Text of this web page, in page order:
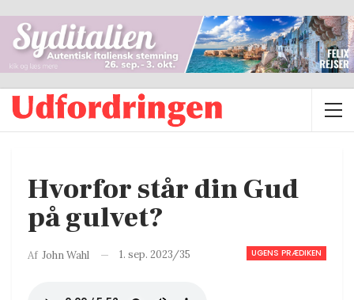
Hvorfor står din Gud
på gulvet?
UGENS PRÆDIKEN
Af John Wahl 1. sep. 2023/35